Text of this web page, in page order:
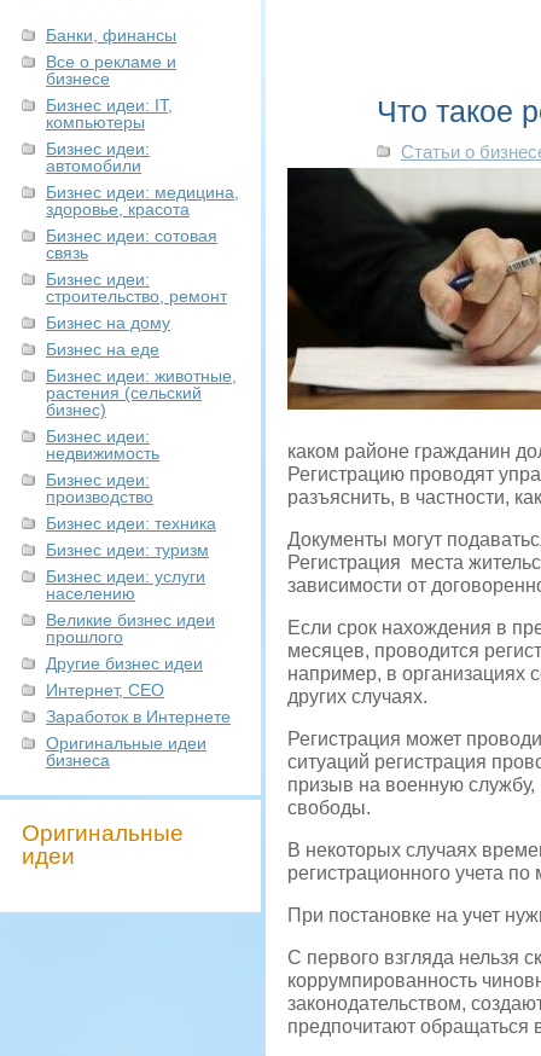
Банки, финансы
Все о рекламе и
бизнесе
Бизнес идеи: IT,
компьютеры
Бизнес идеи:
автомобили
Бизнес идеи: медицина,
здоровье, красота
Бизнес идеи: сотовая
связь
Бизнес идеи:
строительство, ремонт
Бизнес на дому
Бизнес на еде
Бизнес идеи: животные,
растения (сельский
бизнес)
Бизнес идеи:
недвижимость
Бизнес идеи:
производство
Бизнес идеи: техника
Бизнес идеи: туризм
Бизнес идеи: услуги
населению
Великие бизнес идеи
прошлого
Другие бизнес идеи
Интернет, СЕО
Заработок в Интернете
Оригинальные идеи
бизнеса
Оригинальные
идеи
Что такое
Статьи о
каком районе гражданин
Регистрацию проводят
разъяснить, в частности,
Документы могут
Регистрация места
зависимости от
Если срок нахождения в
месяцев, проводится
например, в организациях
других случаях.
Регистрация может
ситуаций регистрация
призыв на военную
свободы.
В некоторых случаях
регистрационного учета
При постановке на учет
С первого взгляда нельзя
коррумпированность
законодательством,
предпочитают